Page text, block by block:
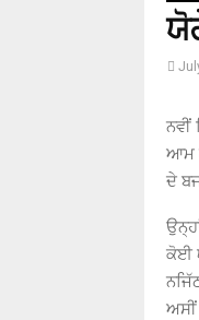
ਨਵੀਂ
ਆਮ
ਦੇ
ਕੋਈ
ਅਸੀਂ